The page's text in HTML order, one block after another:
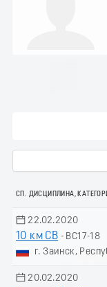
СП. ДИСЦИПЛИНА,
22.02.2020
10 км СВ - ВС17-18
г. Заинск,
20.02.2020